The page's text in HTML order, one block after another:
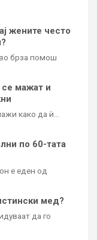
жените често
брза помош
мажат и
како да ѝ…
по 60-тата
е еден од
мед?
да го